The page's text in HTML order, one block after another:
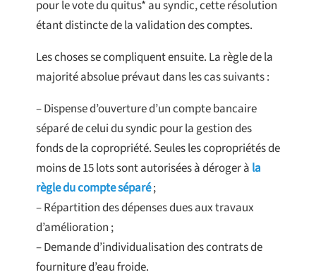
pour le vote du quitus* au syndic, cette résolution
étant distincte de la validation des comptes.
Les choses se compliquent ensuite. La règle de la
majorité absolue prévaut dans les cas suivants :
– Dispense d’ouverture d’un compte bancaire
séparé de celui du syndic pour la gestion des
fonds de la copropriété. Seules les copropriétés de
moins de 15 lots sont autorisées à déroger à la
règle du compte séparé;
– Répartition des dépenses dues aux travaux
d’amélioration ;
– Demande d’individualisation des contrats de
fourniture d’eau froide.